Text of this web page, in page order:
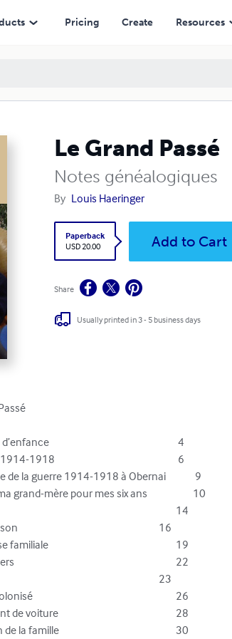
Pricing Create Resources
Le Grand Passé
Notes généalogiques
By Louis Haeringer
Paperback
USD 20.00
Add to Cart
Share
Usually printed in 3 - 5 business days
4
6
de la guerre 1914-1918 à Obernai		 9
grand-mère pour mes six ans			10
16
19
22
26
28
famille							30